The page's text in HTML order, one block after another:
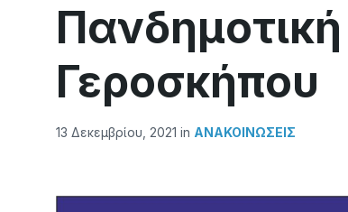
Γεροσκήπου
13 Δεκεμβρίου, 2021 in ΑΝΑΚΟΙΝΏΣΕΙΣ